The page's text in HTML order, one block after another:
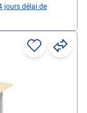
jours délai de